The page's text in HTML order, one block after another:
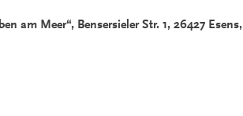
am Meer“, Bensersieler Str. 1, 26427 Esens,